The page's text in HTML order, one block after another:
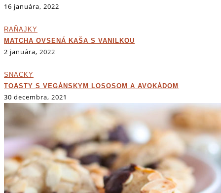
16 januára, 2022
RAŇAJKY
MATCHA OVSENÁ KAŠA S VANILKOU
2 januára, 2022
SNACKY
TOASTY S VEGÁNSKYM LOSOSOM A AVOKÁDOM
30 decembra, 2021